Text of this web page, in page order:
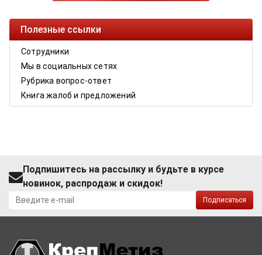
Полезные ссылки
Сотрудники
Мы в социальных сетях
Рубрика вопрос-ответ
Книга жалоб и предложений
Подпишитесь на рассылку и будьте в курсе
новинок, распродаж и скидок!
Подписаться